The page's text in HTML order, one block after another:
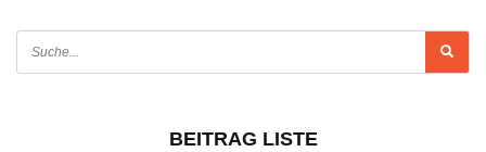
BEITRAG LISTE